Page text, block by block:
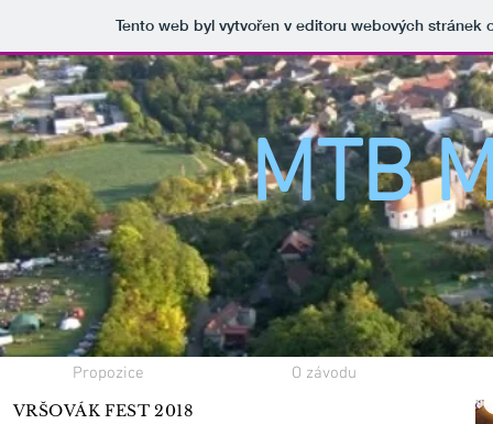
Tento web byl vytvořen v editoru webových stránek
MTB
Propozice
O závodu
VRŠOVÁK FEST 2018